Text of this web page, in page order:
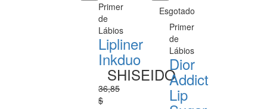
Primer
de
Lábios
Lipliner
Inkduo
SHISEIDO
36,85
$
Esgotado
Primer
de
Lábios
Dior
Addict
Lip